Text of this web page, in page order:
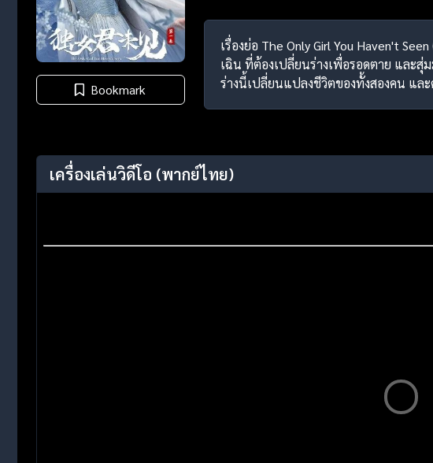
Bookmark
เรื่องย่อ The Only Girl You Haven't
เฉิน ที่ต้องเปลี่ยนร่างเพื่อรอดตาย และสุ่
ร่างนี้เปลี่ยนแปลงชีวิตของทั้งสองคน แล
เครื่องเล่นวิดีโอ (พากย์ไทย)